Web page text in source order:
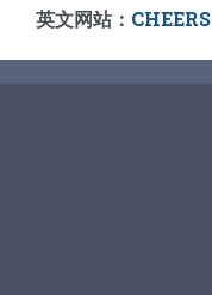
英文网站：